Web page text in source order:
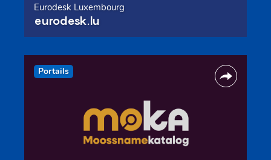
Eurodesk Luxembourg
eurodesk.lu
Portails